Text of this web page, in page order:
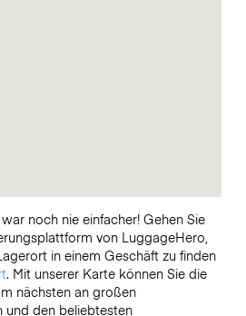
noch nie einfacher! Gehen Sie
von LuggageHero,
in einem Geschäft zu finden
. Mit unserer Karte können Sie die
nächsten an großen
und den beliebtesten